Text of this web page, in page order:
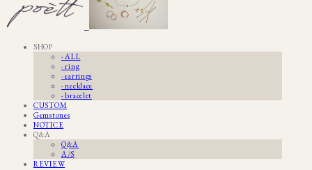
SHOP
· ALL
· ring
· earrings
· necklace
· bracelet
CUSTOM
Gemstones
NOTICE
Q&A
Q&A
A/S
REVIEW